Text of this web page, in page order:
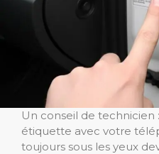
Un conseil de
étiquette avec votre
toujours sous les yeux